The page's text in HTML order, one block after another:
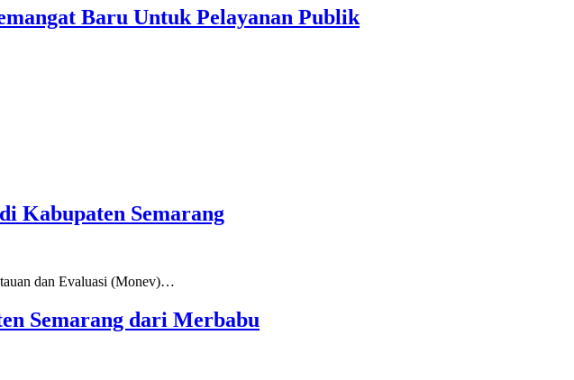
Baru Untuk Pelayanan Publik
Kabupaten Semarang
dan Evaluasi (Monev)…
Semarang dari Merbabu